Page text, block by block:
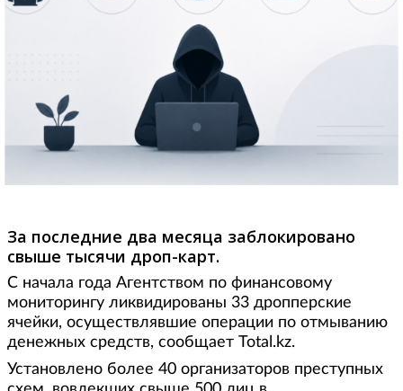
За последние два месяца заблокировано
свыше тысячи дроп-карт.
С начала года Агентством по финансовому
мониторингу ликвидированы 33 дропперские
ячейки, осуществлявшие операции по отмыванию
денежных средств, сообщает Total.kz.
Установлено более 40 организаторов преступных